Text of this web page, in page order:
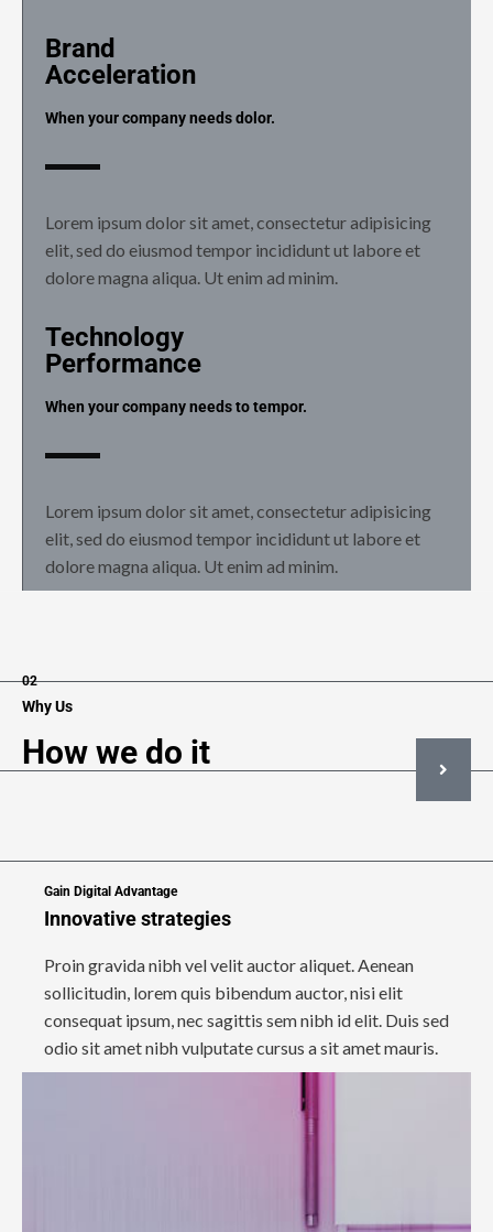
Brand
Acceleration
When your company needs dolor.
Lorem ipsum dolor sit amet, consectetur adipisicing
elit, sed do eiusmod tempor incididunt ut labore et
dolore magna aliqua. Ut enim ad minim.
Technology
Performance
When your company needs to tempor.
Lorem ipsum dolor sit amet, consectetur adipisicing
elit, sed do eiusmod tempor incididunt ut labore et
dolore magna aliqua. Ut enim ad minim.
02
Why Us
How we do it
Gain Digital Advantage
Innovative strategies
Proin gravida nibh vel velit auctor aliquet. Aenean
sollicitudin, lorem quis bibendum auctor, nisi elit
consequat ipsum, nec sagittis sem nibh id elit. Duis sed
odio sit amet nibh vulputate cursus a sit amet mauris.